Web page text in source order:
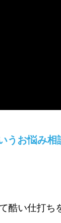
お悩み相
酷い仕打ち